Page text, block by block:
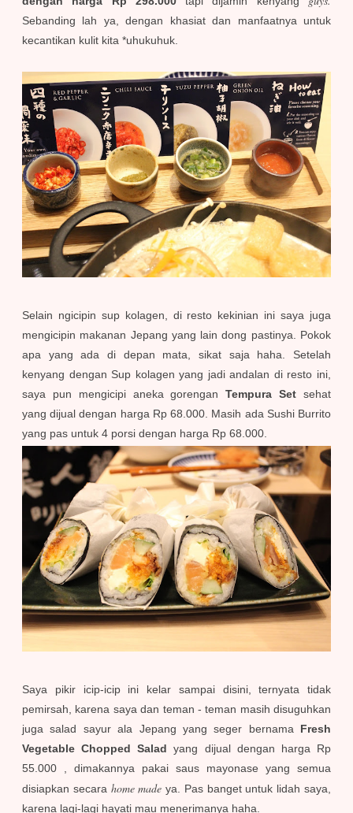
Sebanding lah ya, dengan khasiat dan manfaatnya untuk
kecantikan kulit kita *uhukuhuk.
Selain ngicipin sup kolagen, di resto kekinian ini saya juga
mengicipin makanan Jepang yang lain dong pastinya. Pokok
apa yang ada di depan mata, sikat saja haha. Setelah
kenyang dengan Sup kolagen yang jadi andalan di resto ini,
saya pun mengicipi aneka gorenganTempura Set sehat
yang dijual dengan harga Rp 68.000. Masih ada Sushi Burrito
yang pas untuk 4 porsi dengan harga Rp 68.000.
Saya pikir icip-icip ini kelar sampai disini, ternyata tidak
pemirsah, karena saya dan teman - teman masih disuguhkan
juga salad sayur ala Jepang yang seger bernama Fresh
Vegetable Chopped Saladyang dijual dengan harga Rp
55.000
, dimakannya pakai saus mayonase yang semua
disiapkan secara home made ya. Pas banget untuk lidah saya,
karena lagi-lagi hayati mau menerimanya haha.